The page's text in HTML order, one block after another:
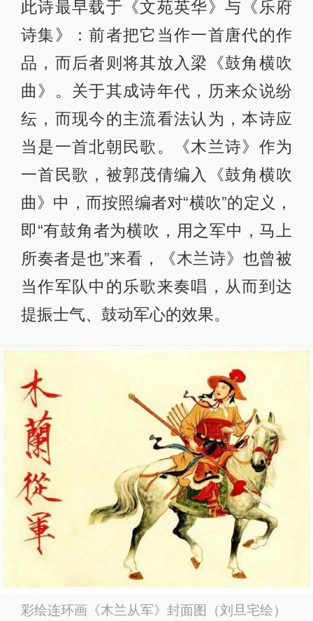
此诗最早载于《文苑英华》与《乐府
诗集》：前者把它当作一首唐代的作
品，而后者则将其放入梁《鼓角横吹
曲》。关于其成诗年代，历来众说纷
纭，而现今的主流看法认为，本诗应
当是一首北朝民歌。《木兰诗》作为
一首民歌，被郭茂倩编入《鼓角横吹
曲》中，而按照编者对“横吹”的定义，
即“有鼓角者为横吹，用之军中，马上
所奏者是也”来看，《木兰诗》也曾被
当作军队中的乐歌来奏唱，从而到达
提振士气、鼓动军心的效果。
彩绘连环画《木兰从军》封面图（刘旦宅绘）